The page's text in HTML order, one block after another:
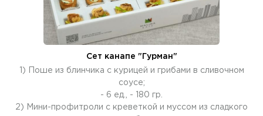
Сет канапе "Гурман"
1) Поше из блинчика с курицей и грибами в сливочном
соусе;
- 6 ед., - 180 гр.
2) Мини-профитроли с креветкой и муссом из сладкого